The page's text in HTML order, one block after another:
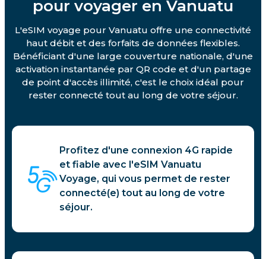
pour voyager en Vanuatu
L'eSIM voyage pour Vanuatu offre une connectivité
haut débit et des forfaits de données flexibles.
Bénéficiant d'une large couverture nationale, d'une
activation instantanée par QR code et d'un partage
de point d'accès illimité, c'est le choix idéal pour
rester connecté tout au long de votre séjour.
Profitez d'une connexion 4G rapide
et fiable avec l'eSIM Vanuatu
Voyage, qui vous permet de rester
connecté(e) tout au long de votre
séjour.